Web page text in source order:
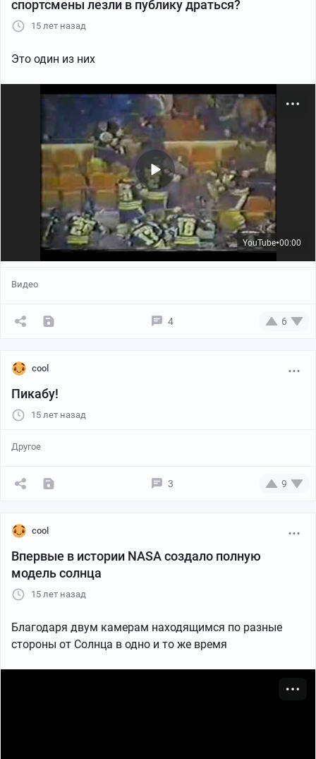
спортсмены лезли в публику драться?
15 лет назад
Это один из них
YouTube●00:00
Видео
4 6
cool
Пикабу!
15 лет назад
Другое
3 9
cool
Впервые в истории NASA создало полную
модель солнца
15 лет назад
Благодаря двум камерам находящимся по разные
стороны от Солнца в одно и то же время